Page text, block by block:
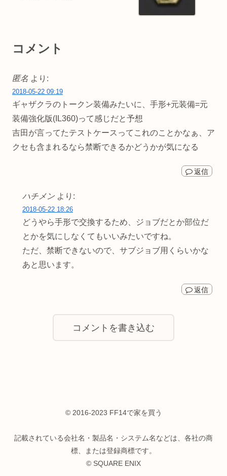
コメント
匿名 より:
2018-05-22 09:19
ギャザクラのトークン装備みたいに、手形+元装備=元
装備強化版(IL360)って感じだと予想
吉田が言ってたテストケースってこれのことかなぁ、ア
クセも含まれるなら禁断できるかどうかが気になる
返信
ハチメン より:
2018-05-22 18:26
どうやら手形で交換するため、ジョブだとか部位だ
とかを気にしなくてもいいみたいですね。
ただ、禁断できないので、サブジョブ用くらいかな
あと思います。
返信
コメントを書き込む
© 2016-2023 FF14で家を買う
記載されている会社名・製品名・システム名などは、各社の商
標、または登録商標です。
© SQUARE ENIX